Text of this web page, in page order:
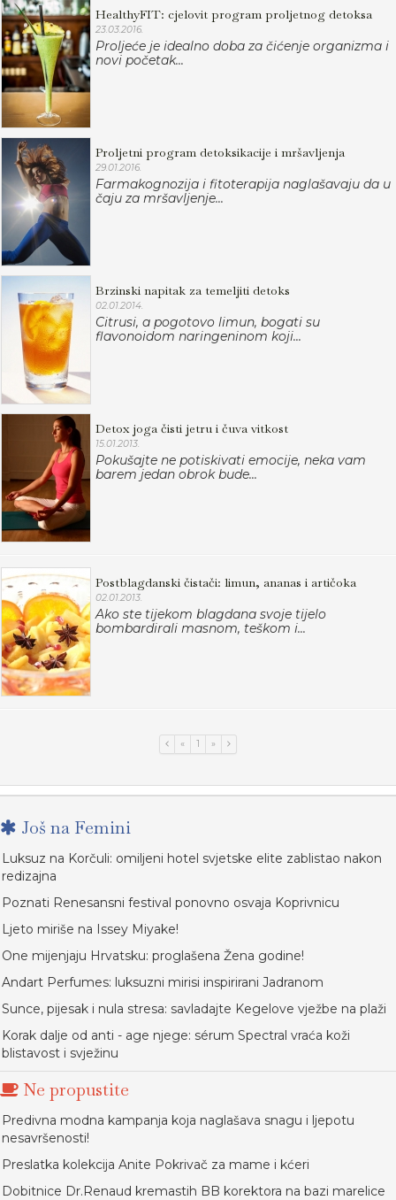
HealthyFIT: cjelovit program proljetnog detoksa
23.03.2016.
Proljeće je idealno doba za čićenje organizma i
novi početak...
Proljetni program detoksikacije i mršavljenja
29.01.2016.
Farmakognozija i fitoterapija naglašavaju da u
čaju za mršavljenje...
Brzinski napitak za temeljiti detoks
02.01.2014.
Citrusi, a pogotovo limun, bogati su
flavonoidom naringeninom koji...
Detox joga čisti jetru i čuva vitkost
15.01.2013.
Pokušajte ne potiskivati emocije, neka vam
barem jedan obrok bude...
Postblagdanski čistači: limun, ananas i artičoka
02.01.2013.
Ako ste tijekom blagdana svoje tijelo
bombardirali masnom, teškom i...
« 1 »
Još na Femini
Luksuz na Korčuli: omiljeni hotel svjetske elite zablistao nakon
redizajna
Poznati Renesansni festival ponovno osvaja Koprivnicu
Ljeto miriše na Issey Miyake!
One mijenjaju Hrvatsku: proglašena Žena godine!
Andart Perfumes: luksuzni mirisi inspirirani Jadranom
Sunce, pijesak i nula stresa: savladajte Kegelove vježbe na plaži
Korak dalje od anti - age njege: sérum Spectral vraća koži
blistavost i svježinu
Ne propustite
Predivna modna kampanja koja naglašava snagu i ljepotu
nesavršenosti!
Preslatka kolekcija Anite Pokrivač za mame i kćeri
Dobitnice Dr.Renaud kremastih BB korektora na bazi marelice